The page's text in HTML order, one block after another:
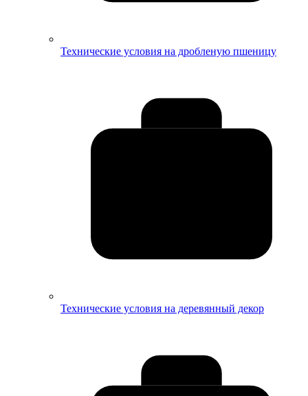
Технические условия на дробленую пшеницу
Технические условия на деревянный декор